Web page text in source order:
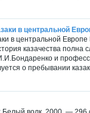
в центральной
в центральной Европе
казачества полна
и
о пребывании